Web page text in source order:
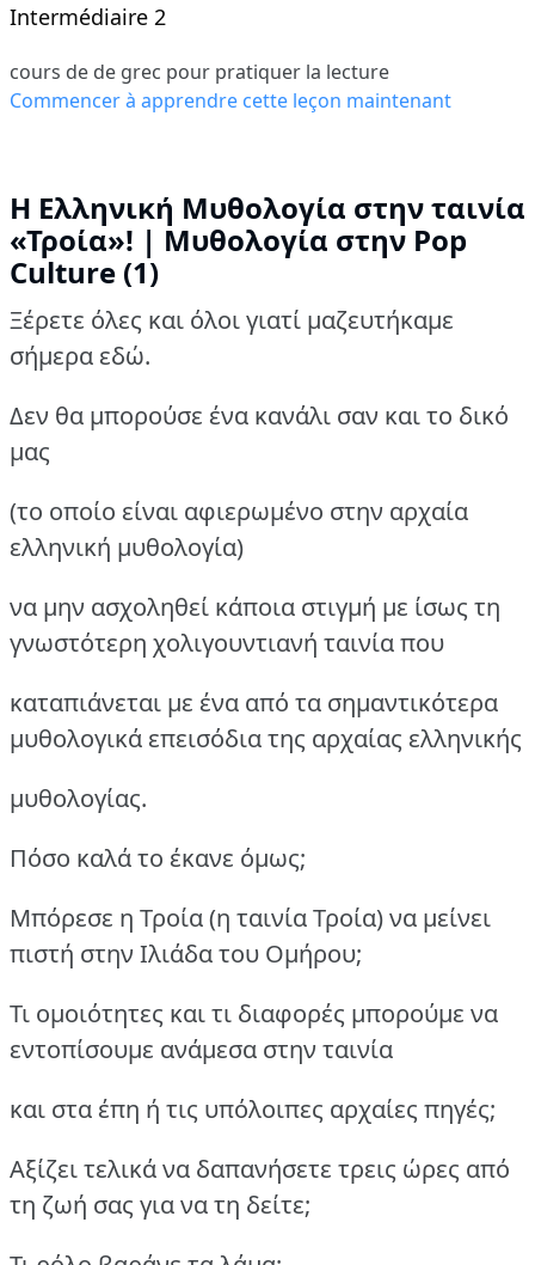
Intermédiaire 2
cours de de grec pour pratiquer la lecture
Commencer à apprendre cette leçon maintenant
Η Ελληνική Μυθολογία στην ταινία
«Τροία»! | Μυθολογία στην Pop
Culture (1)
Ξέρετε όλες και όλοι γιατί μαζευτήκαμε
σήμερα εδώ.
Δεν θα μπορούσε ένα κανάλι σαν και το δικό
μας
(το οποίο είναι αφιερωμένο στην αρχαία
ελληνική μυθολογία)
να μην ασχοληθεί κάποια στιγμή με ίσως τη
γνωστότερη χολιγουντιανή ταινία που
καταπιάνεται με ένα από τα σημαντικότερα
μυθολογικά επεισόδια της αρχαίας ελληνικής
μυθολογίας.
Πόσο καλά το έκανε όμως;
Μπόρεσε η Τροία (η ταινία Τροία) να μείνει
πιστή στην Ιλιάδα του Ομήρου;
Τι ομοιότητες και τι διαφορές μπορούμε να
εντοπίσουμε ανάμεσα στην ταινία
και στα έπη ή τις υπόλοιπες αρχαίες πηγές;
Αξίζει τελικά να δαπανήσετε τρεις ώρες από
τη ζωή σας για να τη δείτε;